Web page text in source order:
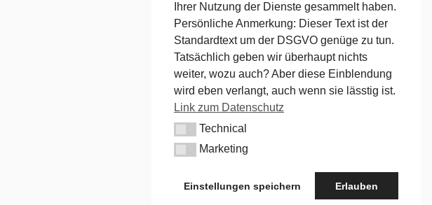
Ihrer Nutzung der Dienste gesammelt haben.
Persönliche Anmerkung: Dieser Text ist der
Standardtext um der DSGVO genüge zu tun.
Tatsächlich geben wir überhaupt nichts
weiter, wozu auch? Aber diese Einblendung
wird eben verlangt, auch wenn sie lässtig ist.
Link zum Datenschutz
TechnicalTechnical
MarketingMarketing
Einstellungen speichern Erlauben